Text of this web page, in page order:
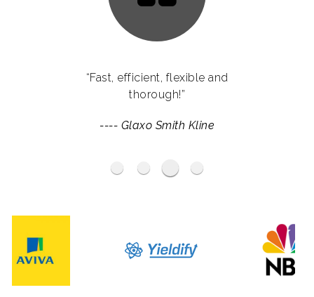
BP
Haymarket Media Group
“Fast, efficient, flexible and
thorough!”
---- Glaxo Smith Kline
“Language Reach have provided us
with services which go far beyond
helped us enormously with their